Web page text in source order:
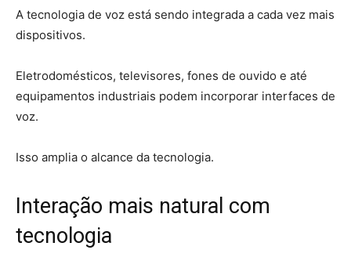
A tecnologia de voz está sendo integrada a cada vez mais
dispositivos.
Eletrodomésticos, televisores, fones de ouvido e até
equipamentos industriais podem incorporar interfaces de
voz.
Isso amplia o alcance da tecnologia.
Interação mais natural com
tecnologia